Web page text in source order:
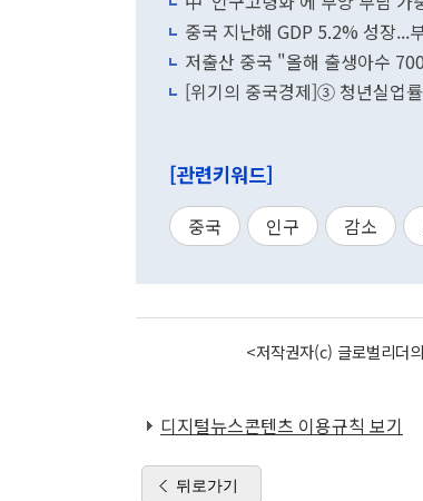
중국 지난해 GDP 5.2% 성장...
저출산 중국 "올해 출생아수
[위기의 중국경제]③ 청년실업
[관련키워드]
중국 인구 감소
<저작권자(c) 글로벌리더
디지털뉴스콘텐츠 이용규칙 보기
뒤로가기